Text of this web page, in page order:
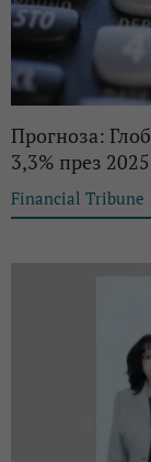
Прогноза:
3,3% през
Financial Tribune